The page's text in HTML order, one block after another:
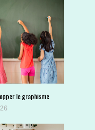
le graphisme